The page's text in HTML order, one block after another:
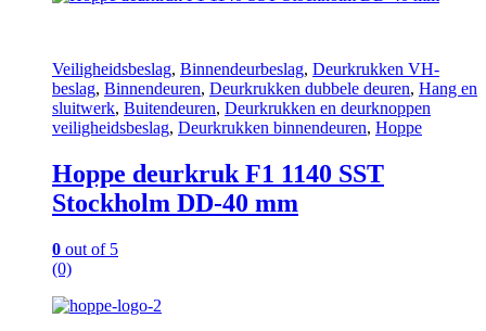
Veiligheidsbeslag, Binnendeurbeslag, Deurkrukken VH-
beslag, Binnendeuren, Deurkrukken dubbele deuren, Hang en
sluitwerk, Buitendeuren, Deurkrukken en deurknoppen
veiligheidsbeslag, Deurkrukken binnendeuren, Hoppe
Hoppe deurkruk F1 1140 SST
Stockholm DD-40 mm
0 out of 5
(0)